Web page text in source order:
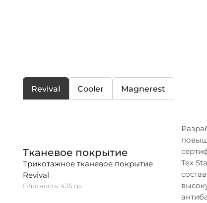
Revival Cooler Magnerest
Тканевое покрытие
Трикотажное тканевое покрытие
Revival
Плотность: 435 гр.
Tex